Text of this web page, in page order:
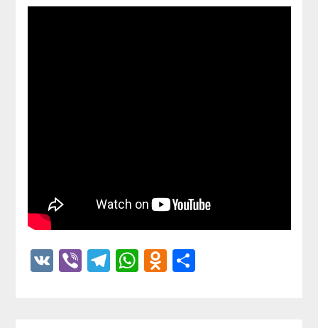
VKViberTelegram
WhatsApp
Odnoklassniki
Отправить